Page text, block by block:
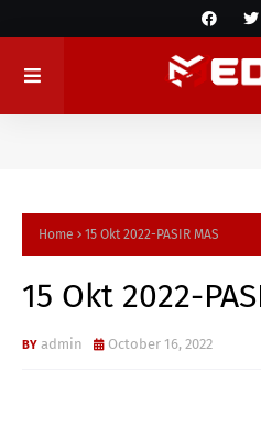
Home 15 Okt 2022-PASIR MAS
15 Okt 2022-
admin October 16, 2022